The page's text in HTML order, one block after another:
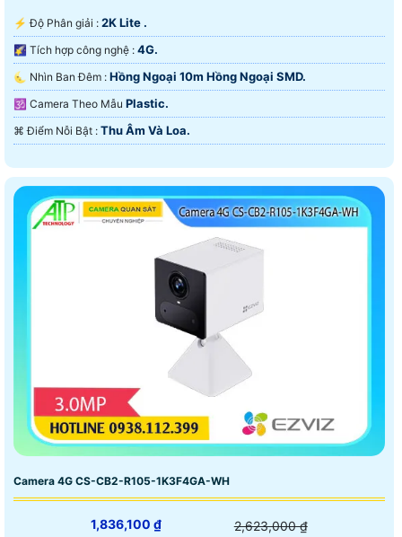
️⚡ Độ Phân giải : 2K Lite .
🌠 Tích hợp công nghệ : 4G.
🌜 Nhìn Ban Đêm : Hồng Ngoại 10m Hồng Ngoại SMD.
🕉️ Camera Theo Mẫu Plastic.
️⌘ Điểm Nỗi Bật : Thu Âm Và Loa.
Camera 4G CS-CB2-R105-1K3F4GA-WH
1,836,100 ₫ 2,623,000 ₫